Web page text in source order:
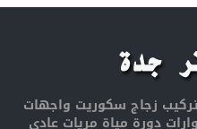
زجاج سكوريت واجهات
دورة مياة مريات عادي